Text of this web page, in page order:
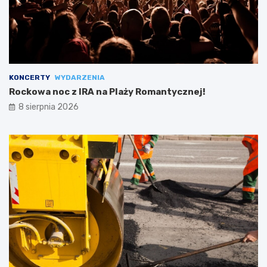
KONCERTY WYDARZENIA
Rockowa noc z IRA na Plaży Romantycznej!
8 sierpnia 2026